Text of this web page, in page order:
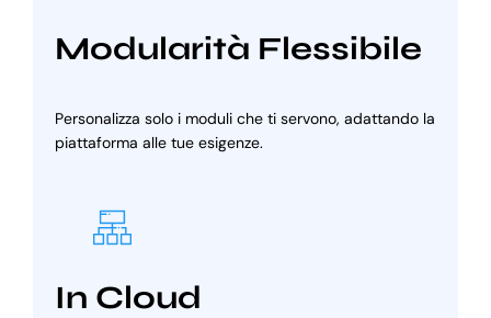
Modularità Flessibile
Personalizza solo i moduli che ti servono, adattando la
piattaforma alle tue esigenze.
In Cloud